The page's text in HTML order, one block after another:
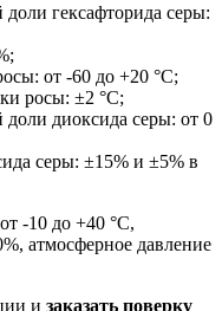
гексафторида серы:
от -60 до +20 °C;
росы: ±2 °C;
диоксида серы: от 0
серы: ±15% и ±5% в
-10 до +40 °C,
атмосферное давление
и заказать поверку